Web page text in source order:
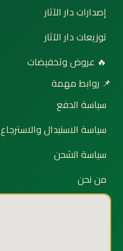
إصدارات دار الآثار
توزيعات دار الآثار
🔥 عروض وتخفيضات
📌 روابط مهمة
سياسة الدفع
سياسة الاستبدال والاسترجاع
سياسة الشحن
من نحن